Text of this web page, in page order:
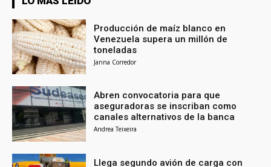
Producción de maíz blanco en
Venezuela supera un millón de
toneladas
Janna Corredor
Abren convocatoria para que
aseguradoras se inscriban como
canales alternativos de la banca
Andrea Teixeira
Llega segundo avión de carga con